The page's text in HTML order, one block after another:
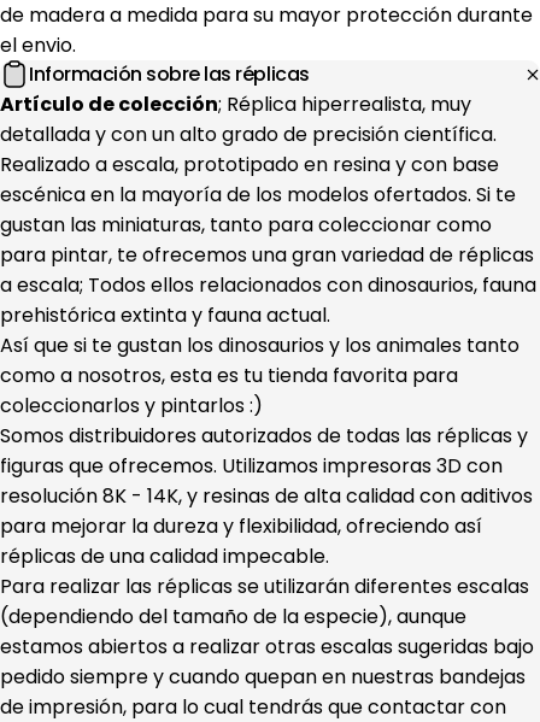
de madera a medida para su mayor protección durante
el envio.
Información sobre las réplicas
Artículo de colección; Réplica hiperrealista, muy
detallada y con un alto grado de precisión científica.
Realizado a escala, prototipado en resina y con base
escénica en la mayoría de los modelos ofertados. Si te
gustan las miniaturas, tanto para coleccionar como
para pintar, te ofrecemos una gran variedad de réplicas
a escala; Todos ellos relacionados con dinosaurios, fauna
prehistórica extinta y fauna actual.
Así que si te gustan los dinosaurios y los animales tanto
como a nosotros, esta es tu tienda favorita para
coleccionarlos y pintarlos :)
Somos distribuidores autorizados de todas las réplicas y
figuras que ofrecemos. Utilizamos impresoras 3D con
resolución 8K - 14K, y resinas de alta calidad con aditivos
para mejorar la dureza y flexibilidad, ofreciendo así
réplicas de una calidad impecable.
Para realizar las réplicas se utilizarán diferentes escalas
(dependiendo del tamaño de la especie), aunque
estamos abiertos a realizar otras escalas sugeridas bajo
pedido siempre y cuando quepan en nuestras bandejas
de impresión, para lo cual tendrás que contactar con